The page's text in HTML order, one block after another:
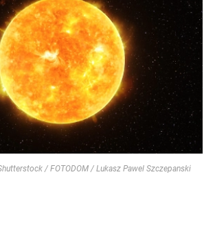
/ FOTODOM / Lukasz Pawel Szczepanski